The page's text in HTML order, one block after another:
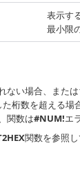
表示す
最小限
ない場合、また
桁数を超える場
関数は#NUM!エ
関数を参照し